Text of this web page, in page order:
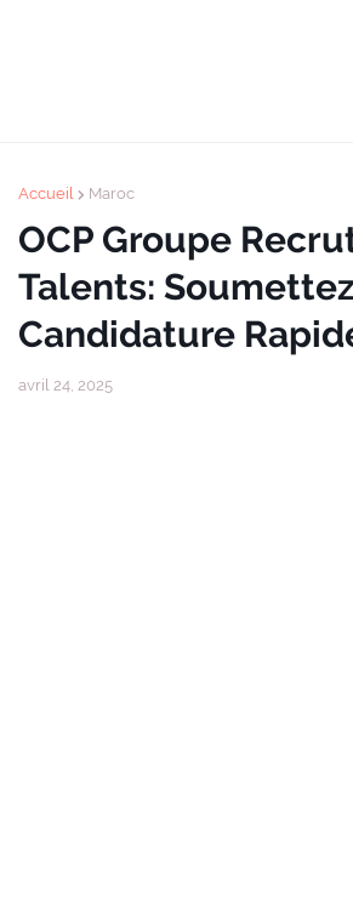
Accueil Maroc
OCP Groupe
Talents:
Candidature
avril 24, 2025